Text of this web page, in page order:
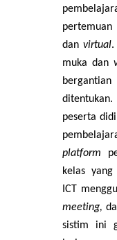
pembelajar
pertemuan
dan virtual.
muka dan
bergantian
ditentukan.
peserta didi
pembel ajar
platform p
ke las yang
CT
meeting,da
sistim ini